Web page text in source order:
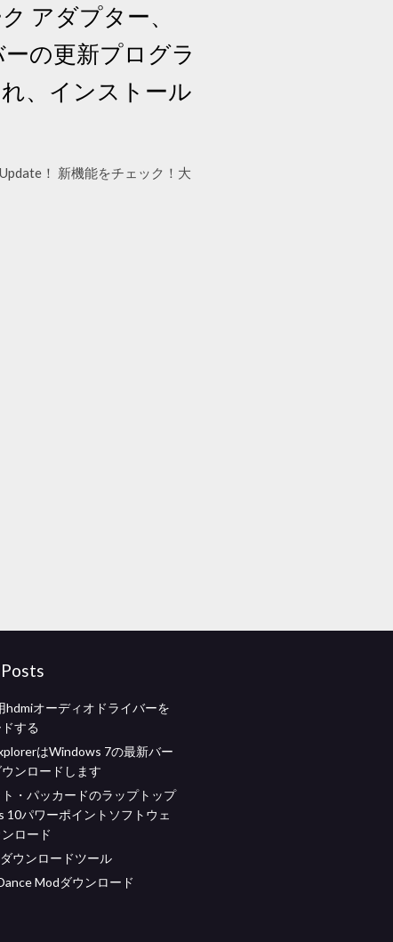
アダプター、
の更新プログラ
、インストール
！ 新機能をチェック！大
hdmiオーディオドライバーを
する
はWindows 7の最新バー
ンロードします
・パッカードのラップトップ
10パワーポイントソフトウェ
ロード
ウンロードツール
Modダウンロード